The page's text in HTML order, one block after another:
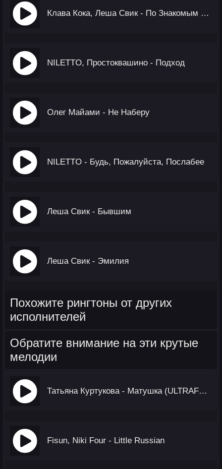
Клава Кока, Леша Свик - По Знакомым Улицам
NILETTO, Простоквашино - Подход
Олег Майами - Не Наберу
NILETTO - Будь, Пожалуйста, Послабее
Леша Свик - Бывшим
Леша Свик - Эмилия
Похожите рингтоны от других
исполнителей
Обратите внимание на эти крутые
мелодии
Татьяна Куртукова - Матушка (ULTRAFUNK Remix)
Fisun, Niki Four - Little Russian